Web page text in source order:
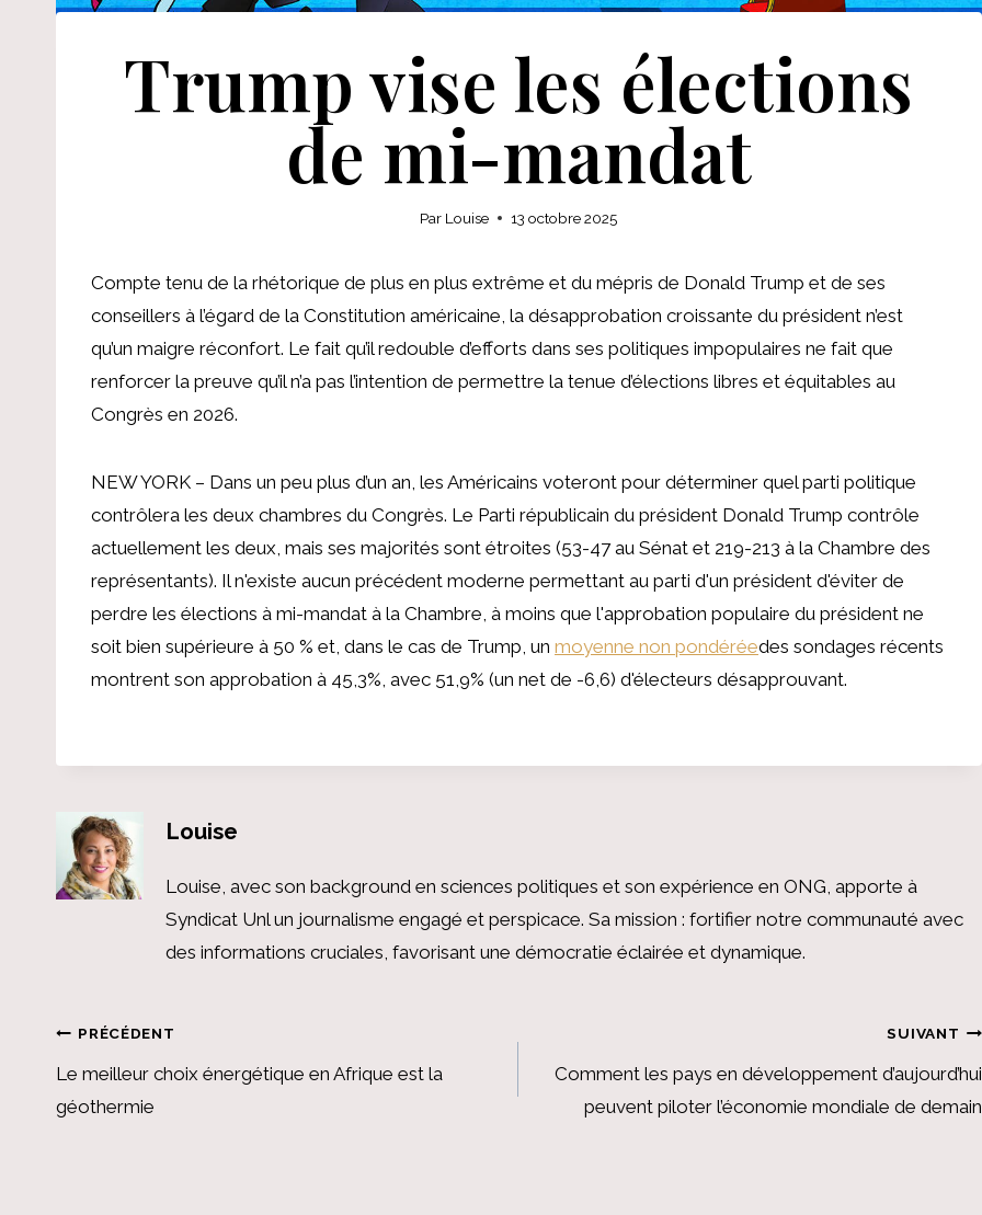
Trump vise les élections
de mi-mandat
Par Louise 13 octobre 2025
Compte tenu de la rhétorique de plus en plus extrême et du mépris de Donald Trump et de ses
conseillers à l’égard de la Constitution américaine, la désapprobation croissante du président n’est
qu’un maigre réconfort. Le fait qu’il redouble d’efforts dans ses politiques impopulaires ne fait que
renforcer la preuve qu’il n’a pas l’intention de permettre la tenue d’élections libres et équitables au
Congrès en 2026.
NEW YORK – Dans un peu plus d’un an, les Américains voteront pour déterminer quel parti politique
contrôlera les deux chambres du Congrès. Le Parti républicain du président Donald Trump contrôle
actuellement les deux, mais ses majorités sont étroites (53-47 au Sénat et 219-213 à la Chambre des
représentants). Il n'existe aucun précédent moderne permettant au parti d'un président d'éviter de
perdre les élections à mi-mandat à la Chambre, à moins que l'approbation populaire du président ne
soit bien supérieure à 50 % et, dans le cas de Trump, un moyenne non pondéréedes sondages récents
montrent son approbation à 45,3%, avec 51,9% (un net de -6,6) d'électeurs désapprouvant.
Louise
Louise, avec son background en sciences politiques et son expérience en ONG, apporte à
Syndicat Unl un journalisme engagé et perspicace. Sa mission : fortifier notre communauté avec
des informations cruciales, favorisant une démocratie éclairée et dynamique.
Navigation
de
PRÉCÉDENT
Le meilleur choix énergétique en Afrique est la
géothermie
SUIVANT
Comment les pays en développement d’aujourd’hui
peuvent piloter l’économie mondiale de demain